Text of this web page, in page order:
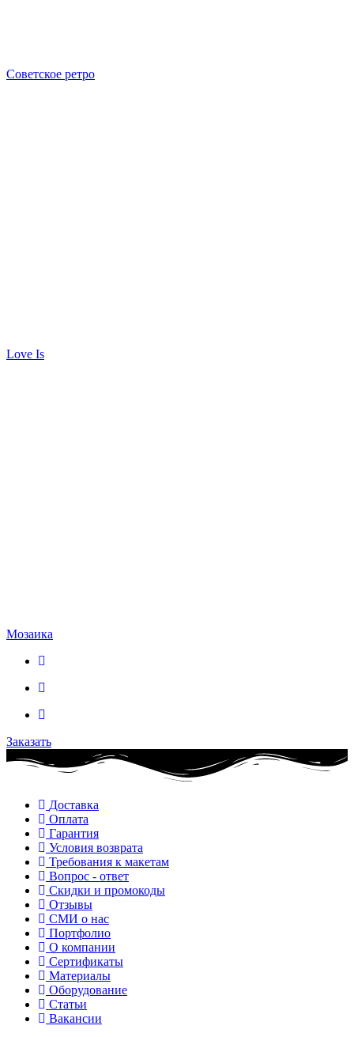
Советское ретро
Love Is
Мозаика
Заказать
Доставка
Оплата
Гарантия
Условия возврата
Требования к макетам
Вопрос - ответ
Скидки и промокоды
Отзывы
СМИ о нас
Портфолио
О компании
Сертификаты
Материалы
Оборудование
Статьи
Вакансии